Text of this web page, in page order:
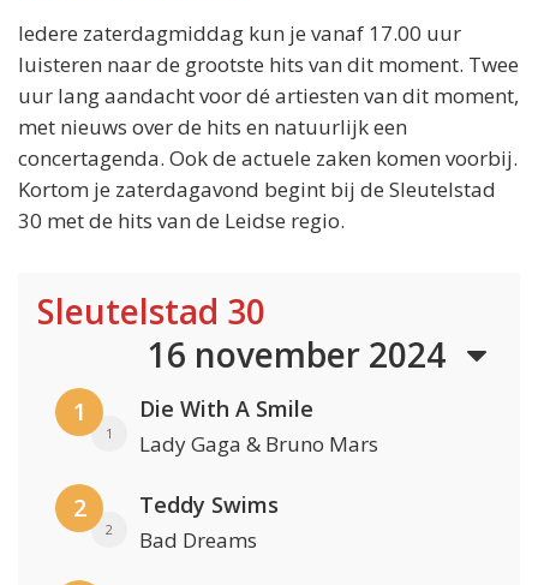
Iedere zaterdagmiddag kun je vanaf 17.00 uur
luisteren naar de grootste hits van dit moment. Twee
uur lang aandacht voor dé artiesten van dit moment,
met nieuws over de hits en natuurlijk een
concertagenda. Ook de actuele zaken komen voorbij.
Kortom je zaterdagavond begint bij de Sleutelstad
30 met de hits van de Leidse regio.
Sleutelstad 30
16 november 2024
1
1
Die With A Smile
Lady Gaga & Bruno Mars
2
2
Teddy Swims
Bad Dreams